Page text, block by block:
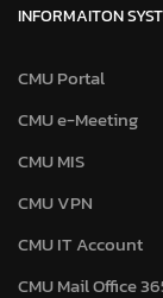
INFORMAITON
CMU Portal
CMU e-Meeting
CMU MIS
CMU VPN
CMU IT Account
CMU Mail Office